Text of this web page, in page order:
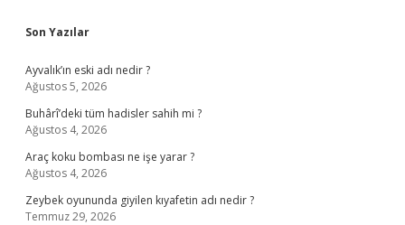
Sidebar
Son Yazılar
Ayvalık’ın eski adı nedir ?
Ağustos 5, 2026
Buhârî’deki tüm hadisler sahih mi ?
Ağustos 4, 2026
Araç koku bombası ne işe yarar ?
Ağustos 4, 2026
Zeybek oyununda giyilen kıyafetin adı nedir ?
Temmuz 29, 2026